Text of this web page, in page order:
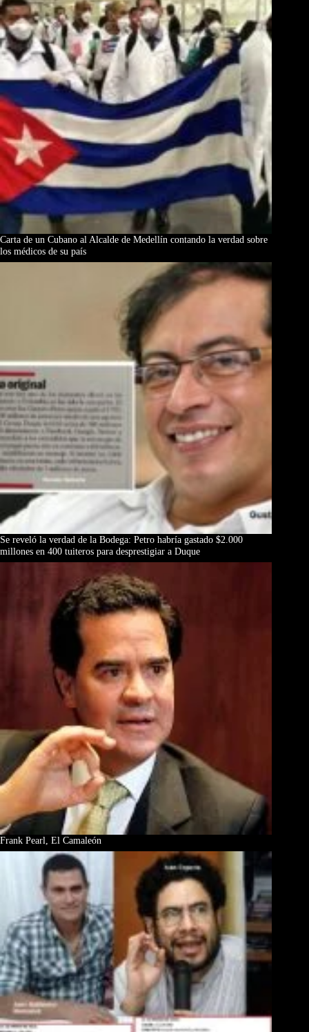
Carta de un Cubano al Alcalde de Medellín contando la verdad sobre
los médicos de su país
Se reveló la verdad de la Bodega: Petro habría gastado $2.000
millones en 400 tuiteros para desprestigiar a Duque
Frank Pearl, El Camaleón